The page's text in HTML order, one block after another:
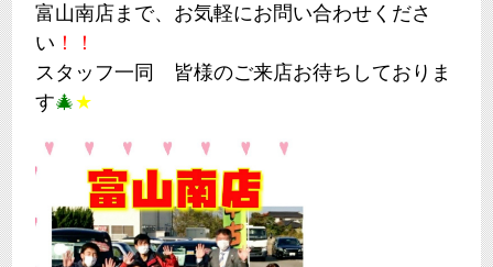
富山南店まで、お気軽にお問い合わせくださ
い ！！
スタッフ一同 皆様のご来店お待ちしておりま
す🎄★